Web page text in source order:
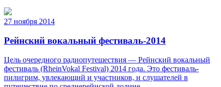
27 ноября 2014
Рейнский вокальный фестиваль-2014
Цель очередного радиопутешествия — Рейнский вокальный
фестиваль (RheinVokal Festival) 2014 года. Это фестиваль-
пилигрим, увлекающий и участников, и слушателей в